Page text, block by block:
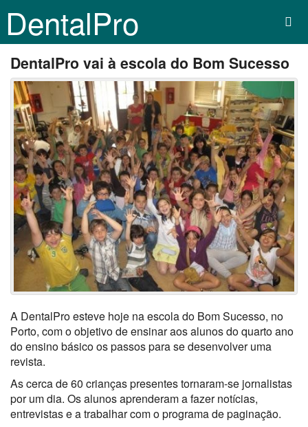
DentalPro
DentalPro vai à escola do Bom Sucesso
A DentalPro esteve hoje na escola do Bom Sucesso, no
Porto, com o objetivo de ensinar aos alunos do quarto ano
do ensino básico os passos para se desenvolver uma
revista.
As cerca de 60 crianças presentes tornaram-se jornalistas
por um dia. Os alunos aprenderam a fazer notícias,
entrevistas e a trabalhar com o programa de paginação.